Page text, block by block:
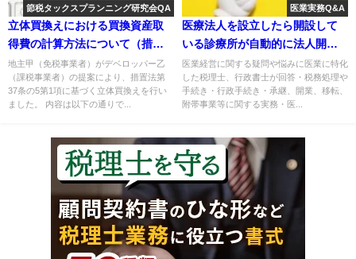
節税タックスプランニング研究会QA
立体買換えにおける買換資産取
得費の計算方法について（措置
法第37条の5第1項）
地主甲（免税事業者）がデベロッパー乙
（課税事業者）の提案により、措置法第
37条の5第1項に基づく立体買換えを行い
ました。 内容は以下の通りで...
医業実務Q&A
医療法人を設立したら開設して
いる診療所が自動的に法人開設
に移行すると思いこんでいた事
例
医業経営に関する疑問や悩みに医業に特化
した税理士、行政書士が回答・税務処理や
手続き・行政手続き・承継、開業、移転、
附帯事業等に関する実務・医...